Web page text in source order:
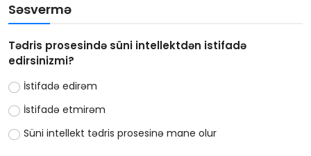
Səsvermə
Tədris prosesində süni intellektdən istifadə
edirsinizmi?
İstifadə edirəm
İstifadə etmirəm
Süni intellekt tədris prosesinə mane olur